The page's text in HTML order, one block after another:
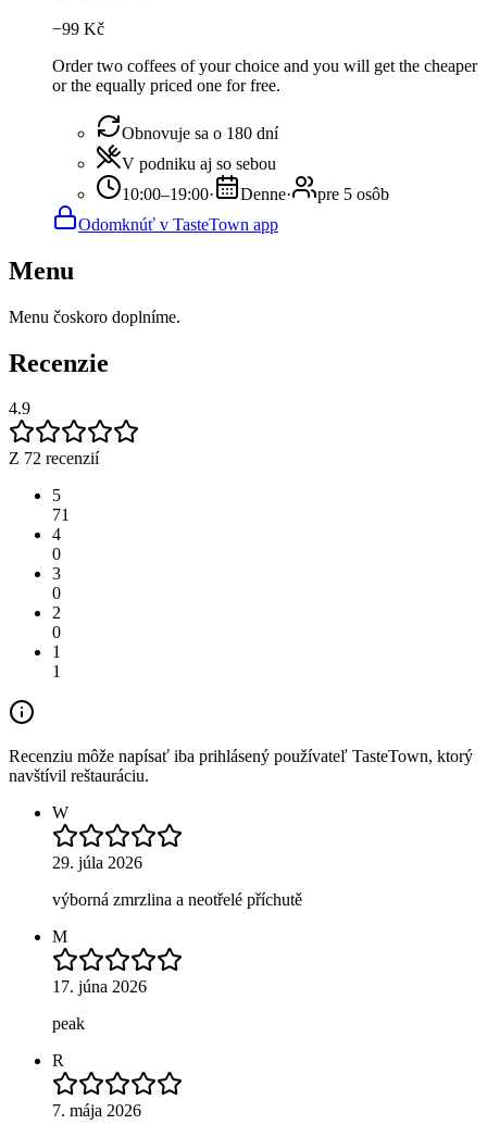
−99 Kč
Order two coffees of your choice and you will get the cheaper
or the equally priced one for free.
Obnovuje sa o 180 dní
V podniku aj so sebou
10:00–19:00· Denne·
pre 5 osôb
Odomknúť v TasteTown app
Menu
Menu čoskoro doplníme.
Recenzie
4.9
Z 72 recenzií
5
71
4
0
3
0
2
0
1
1
Recenziu môže napísať iba prihlásený používateľ TasteTown, ktorý
navštívil reštauráciu.
W
29. júla 2026
výborná zmrzlina a neotřelé příchutě
M
17. júna 2026
peak
R
7. mája 2026